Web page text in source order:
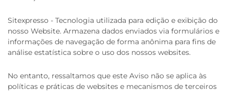
Sitexpresso - Tecnologia utilizada para edição e exibição do
nosso Website. Armazena dados enviados via formulários e
informações de navegação de forma anônima para fins de
análise estatística sobre o uso dos nossos websites.
No entanto, ressaltamos que este Aviso não se aplica às
políticas e práticas de websites e mecanismos de terceiros